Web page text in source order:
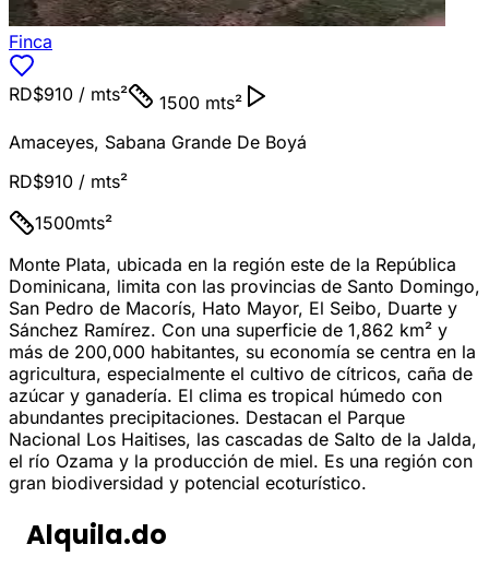
Finca
RD$910 / mts²
1500 mts²
Amaceyes, Sabana Grande De Boyá
RD$910 / mts²
1500mts²
Monte Plata, ubicada en la región este de la República
Dominicana, limita con las provincias de Santo Domingo,
San Pedro de Macorís, Hato Mayor, El Seibo, Duarte y
Sánchez Ramírez. Con una superficie de 1,862 km² y
más de 200,000 habitantes, su economía se centra en la
agricultura, especialmente el cultivo de cítricos, caña de
azúcar y ganadería. El clima es tropical húmedo con
abundantes precipitaciones. Destacan el Parque
Nacional Los Haitises, las cascadas de Salto de la Jalda,
el río Ozama y la producción de miel. Es una región con
gran biodiversidad y potencial ecoturístico.
Alquila.do